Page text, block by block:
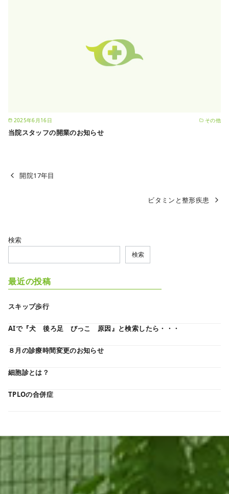
2025年6月16日 その他
当院スタッフの開業のお知らせ
開院17年目
ビタミンと整形疾患
検索
検索
最近の投稿
スキップ歩行
AIで『犬 後ろ足 びっこ 原因』と検索したら・・・
８月の診療時間変更のお知らせ
細胞診とは？
TPLOの合併症